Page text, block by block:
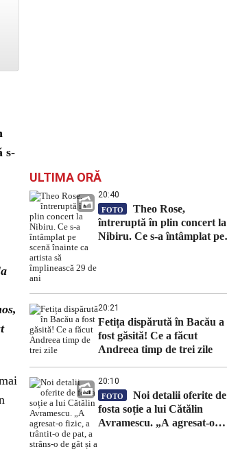
s-
ULTIMA ORĂ
20:40
FOTO
Theo Rose,
întreruptă în plin concert la
Nibiru. Ce s-a întâmplat pe
20:21
Fetița dispărută în Bacău a
fost găsită! Ce a făcut
Andreea timp de trei zile
20:10
FOTO
Noi detalii oferite de
fosta soție a lui Cătălin
Avramescu. „A agresat-o